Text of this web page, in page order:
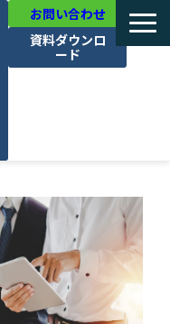
お問い合わせ
資料ダウンロ
ード